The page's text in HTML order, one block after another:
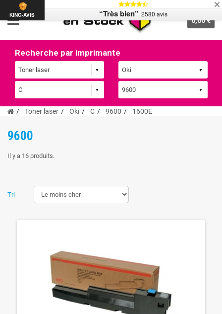
0,00 €
Recherche par imprimante
Toner laser Oki C 9600 1600E
9600
Il y a 16 produits.
Tri
KING-AVIS “Très bien” 2580 avis